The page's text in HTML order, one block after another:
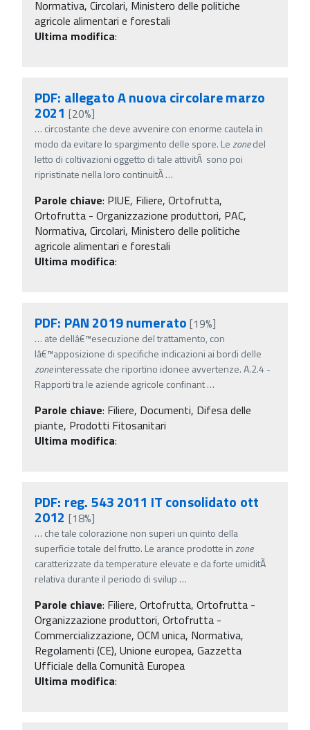
Normativa, Circolari, Ministero delle politiche
agricole alimentari e forestali
Ultima modifica:
PDF: allegato A nuova circolare marzo
2021 [20%]
… circostante che deve avvenire con enorme cautela in
modo da evitare lo spargimento delle spore. Lezonedel
letto di coltivazioni oggetto di tale attivitÃ sono poi
ripristinate nella loro continuitÃ…
Parole chiave: PIUE, Filiere, Ortofrutta,
Ortofrutta - Organizzazione produttori, PAC,
Normativa, Circolari, Ministero delle politiche
agricole alimentari e forestali
Ultima modifica:
PDF: PAN 2019 numerato [19%]
… ate dellâ€™esecuzione del trattamento, con
lâ€™apposizione di specifiche indicazioni ai bordi delle
zoneinteressate che riportino idonee avvertenze. A.2.4 -
Rapporti tra le aziende agricole confinant…
Parole chiave: Filiere, Documenti, Difesa delle
piante, Prodotti Fitosanitari
Ultima modifica:
PDF: reg. 543 2011 IT consolidato ott
2012 [18%]
… che tale colorazione non superi un quinto della
superficie totale del frutto. Le arance prodotte inzone
caratterizzate da temperature elevate e da forte umiditÃ
relativa durante il periodo di svilup …
Parole chiave: Filiere, Ortofrutta, Ortofrutta -
Organizzazione produttori, Ortofrutta -
Commercializzazione, OCM unica, Normativa,
Regolamenti (CE), Unione europea, Gazzetta
Ufficiale della Comunità Europea
Ultima modifica: